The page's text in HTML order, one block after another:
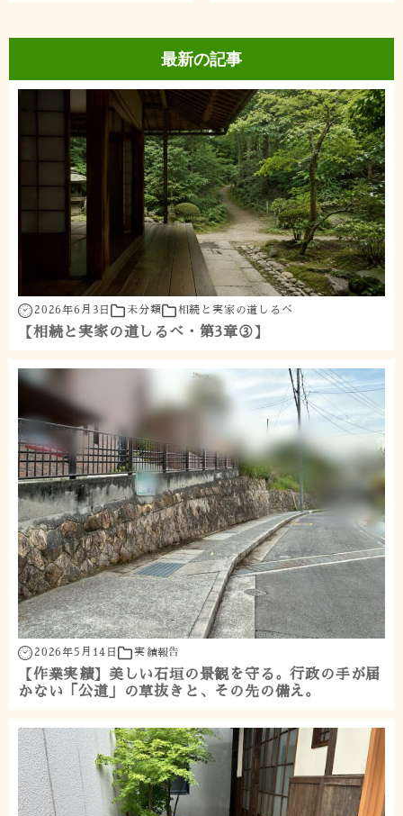
最新の記事
2026年6月3日 未分類 相続と実家の道しるべ
【相続と実家の道しるべ・第3章③】
2026年5月14日 実績報告
【作業実績】美しい石垣の景観を守る。行政の手が届
かない「公道」の草抜きと、その先の備え。